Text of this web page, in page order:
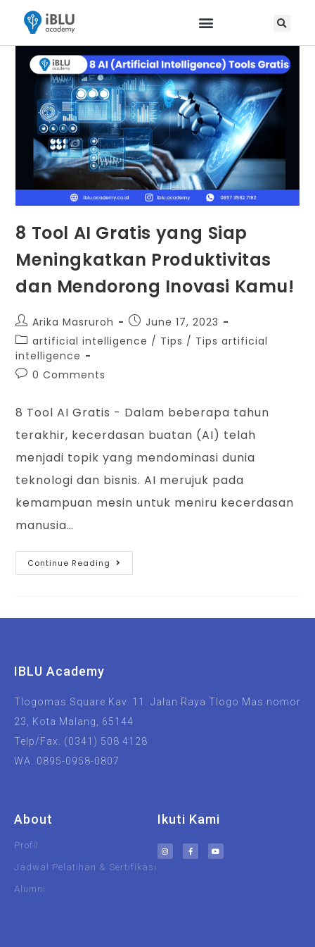
8 Tool AI Gratis yang Siap
Meningkatkan Produktivitas
dan Mendorong Inovasi Kamu!
Arika Masruroh
June 17, 2023
artificial intelligence / Tips / Tips artificial
intelligence
0 Comments
8 Tool AI Gratis - Dalam beberapa tahun
terakhir, kecerdasan buatan (AI) telah
menjadi topik yang mendominasi dunia
teknologi dan bisnis. AI merujuk pada
kemampuan mesin untuk meniru kecerdasan
manusia…
Continue Reading
IBLU Academy
Tlogomas Square Kav. 11. Jalan Raya Tlogo Mas nomor
23, Kota Malang, 65144
Telp/Fax. (0341) 508 4128
WA. 0895-0958-0807
About
Profil
Jadwal Pelatihan & Sertifikasi
Alumni
Ikuti Kami